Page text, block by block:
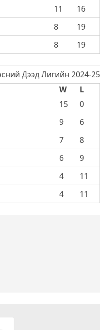
11
16
8
19
8 19
Дээд Лигийн 2024-25
W
L
15
0
9
6
7
8
6
9
4
11
4 11